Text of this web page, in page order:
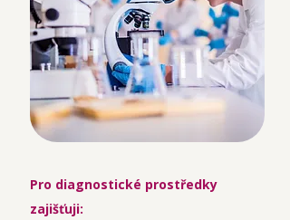
Pro diagnostické prostředky
zajišťuji: